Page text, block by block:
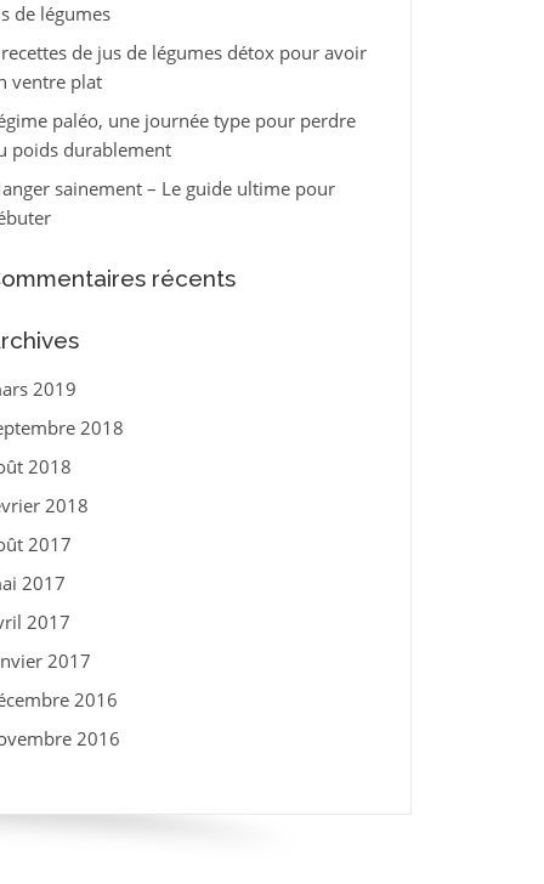
de légumes
de jus de légumes détox pour avoir
ventre plat
paléo, une journée type pour perdre
poids durablement
sainement – Le guide ultime pour
récents
2019
2018
2018
2018
2017
2017
2017
2017
2016
2016